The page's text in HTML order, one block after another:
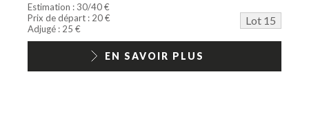
Estimation : 30/40 €
Prix de départ : 20 €
Lot 15
Adjugé : 25 €
EN SAVOIR PLUS